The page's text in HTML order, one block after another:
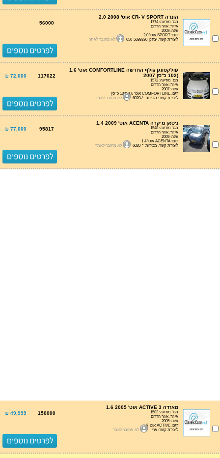
הונדה CR- V SPORT אוט' 2.0 2008
מס' מודעה: 1774
איזור: אזור הדרום
שנה: 2008
דגם: SPORT אוט' 2.0
ליצירת קשר: יצחק 050-5699330
לא מחובר לאתר
56000
פולקסווגן גולף החדשה COMFORTLINE אוט' 1.6
(102 כ''ס) 2007
מס' מודעה: 1572
איזור: אזור הדרום
שנה: 2007
דגם: COMFORTLINE אוט' 1.6 (102 כ''ס)
ליצירת קשר: מכירות *-6020
לא מחובר לאתר
117022
72,000 ₪
ניסאן מיקרה ACENTA אוט' 1.4 2009
מס' מודעה: 1548
איזור: אזור הדרום
שנה: 2009
דגם: ACENTA אוט' 1.4
ליצירת קשר: מכירות *-6020
לא מחובר לאתר
95817
77,000 ₪
מאזדה 3 ACTIVE אוט' 1.6 2005
מס' מודעה: 1502
איזור: אזור הדרום
שנה: 2005
דגם: ACTIVE אוט' 1.6
ליצירת קשר: ארי
לא מחובר לאתר
150000
49,999 ₪